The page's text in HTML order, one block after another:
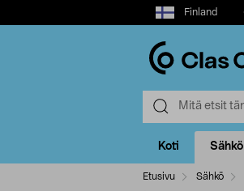
Select
market
Finland
Koti Sähkö
Etusivu Sähkö